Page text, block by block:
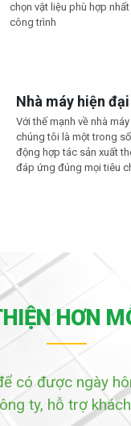
chọn vật liệu phù hợp nhất
công trình
Nhà máy hiện đại
Với thế mạnh về nhà máy
chúng tôi là một trong
động hợp tác sản xuất
đáp ứng đúng mọi tiêu
HƠN
có được ngày
ty, hỗ trợ